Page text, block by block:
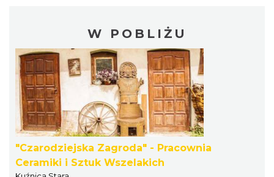
W POBLIŻU
"Czarodziejska Zagroda" - Pracownia
Ceramiki i Sztuk Wszelakich